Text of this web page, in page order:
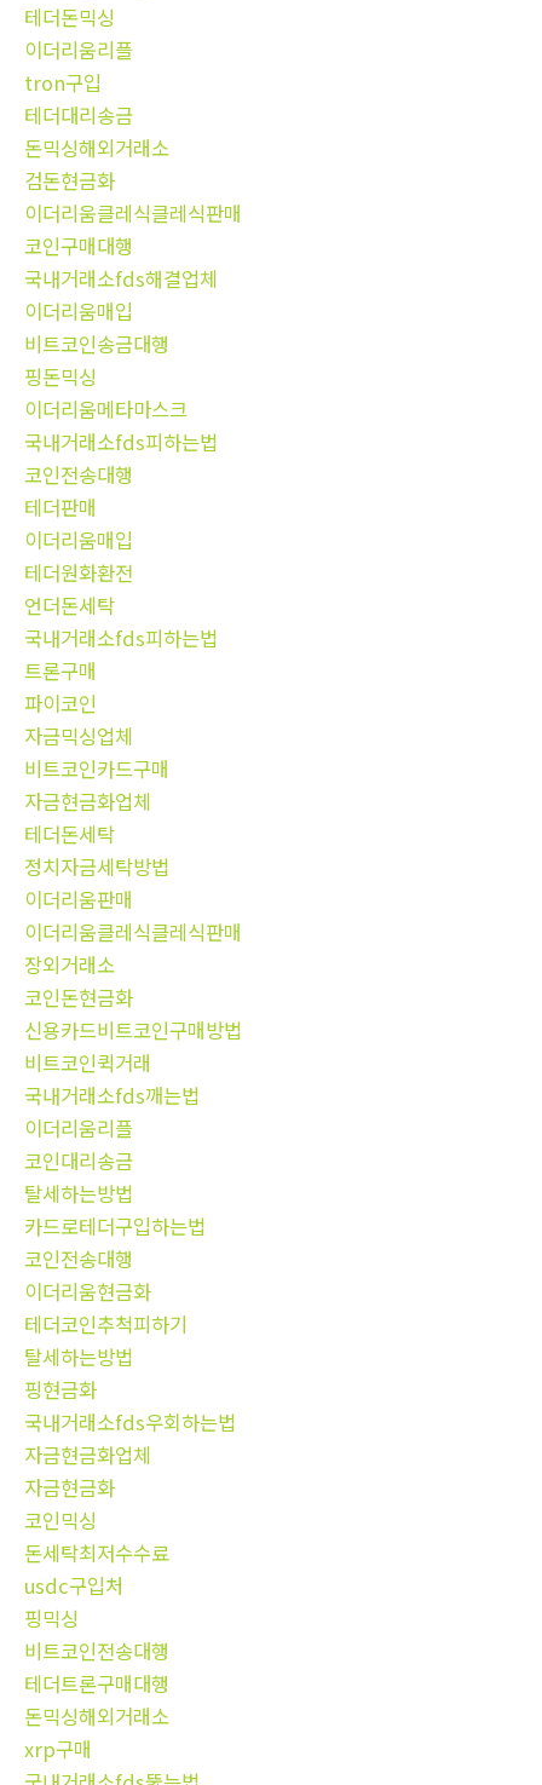
테더돈믹싱
이더리움리플
tron구입
테더대리송금
돈믹싱해외거래소
검돈현금화
이더리움클레식클레식판매
코인구매대행
국내거래소fds해결업체
이더리움매입
비트코인송금대행
핑돈믹싱
이더리움메타마스크
국내거래소fds피하는법
코인전송대행
테더판매
이더리움매입
테더원화환전
언더돈세탁
국내거래소fds피하는법
트론구매
파이코인
자금믹싱업체
비트코인카드구매
자금현금화업체
테더돈세탁
정치자금세탁방법
이더리움판매
이더리움클레식클레식판매
장외거래소
코인돈현금화
신용카드비트코인구매방법
비트코인퀵거래
국내거래소fds깨는법
이더리움리플
코인대리송금
탈세하는방법
카드로테더구입하는법
코인전송대행
이더리움현금화
테더코인추척피하기
탈세하는방법
핑현금화
국내거래소fds우회하는법
자금현금화업체
자금현금화
코인믹싱
돈세탁최저수수료
usdc구입처
핑믹싱
비트코인전송대행
테더트론구매대행
돈믹싱해외거래소
xrp구매